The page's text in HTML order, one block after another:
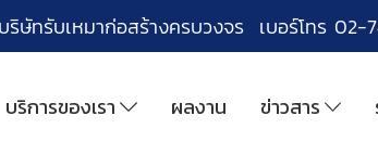
ริษัทรับเหมาก่อสร้างครบวงจร เบอร์โทร 02-
บริการของเรา ผลงาน ข่าวสาร